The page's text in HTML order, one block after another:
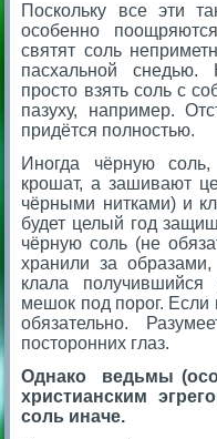
Поскольку все эти
особенно
святят соль
пасхальной снедью.
просто взять соль с
пазуху, например.
придётся полностью.
Иногда чёрную
крошат, а зашивают
чёрными нитками) и
будет целый год
чёрную соль (не
хранили за
клала
мешок под порог. Если
обязательно.
посторонних глаз.
Однако
ведьмы
христианским
соль иначе.